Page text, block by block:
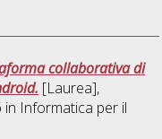
collaborativa di
[Laurea],
in Informatica per il